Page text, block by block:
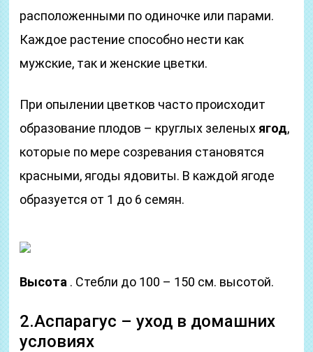
расположенными по одиночке или парами.
Каждое растение способно нести как
мужские, так и женские цветки.
При опылении цветков часто происходит
образование плодов – круглых зеленых ягод,
которые по мере созревания становятся
красными, ягоды ядовиты. В каждой ягоде
образуется от 1 до 6 семян.
Высота . Стебли до 100 – 150 см. высотой.
2.Аспарагус – уход в домашних
условиях